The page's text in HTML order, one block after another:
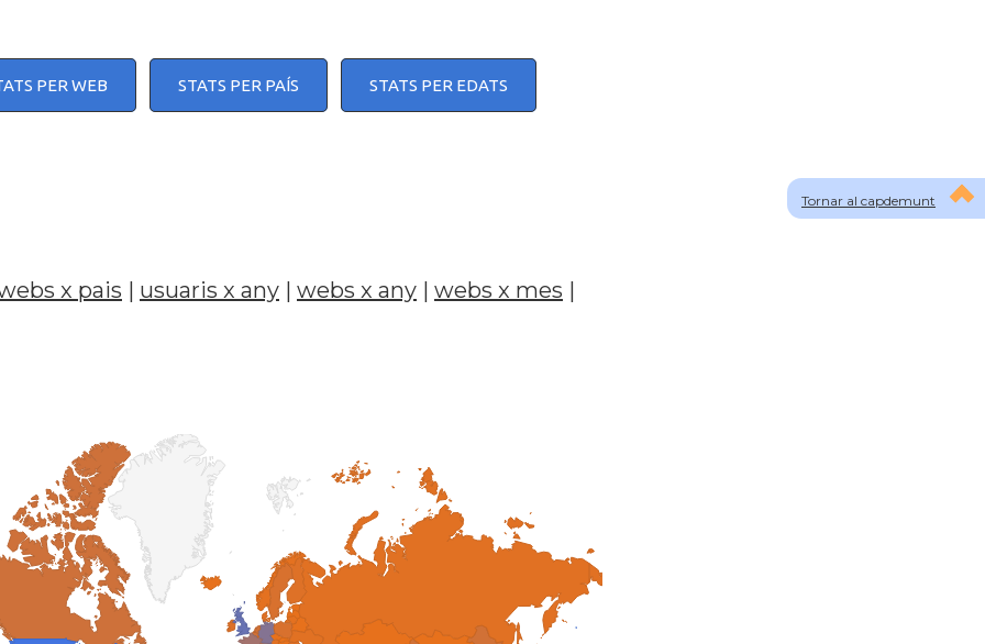
Tornar al capdemunt
PER WEB STATS PER PAÍS STATS PER EDATS
x pais | usuaris x any | webs x any | webs x mes |